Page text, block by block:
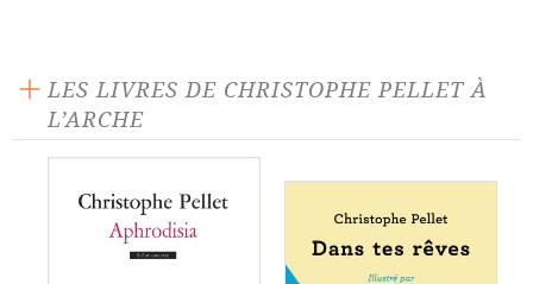
LES LIVRES DE CHRISTOPHE PELLET À
L’ARCHE